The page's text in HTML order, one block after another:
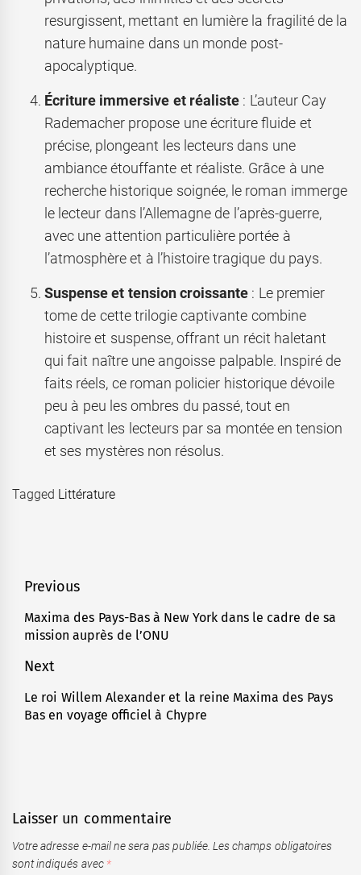
resurgissent, mettant en lumière la fragilité de la
nature humaine dans un monde post-
apocalyptique.
Écriture immersive et réaliste: L’auteur Cay
Rademacher propose une écriture fluide et
précise, plongeant les lecteurs dans une
ambiance étouffante et réaliste. Grâce à une
recherche historique soignée, le roman immerge
le lecteur dans l’Allemagne de l’après-guerre,
avec une attention particulière portée à
l’atmosphère et à l’histoire tragique du pays.
Suspense et tension croissante: Le premier
tome de cette trilogie captivante combine
histoire et suspense, offrant un récit haletant
qui fait naître une angoisse palpable. Inspiré de
faits réels, ce roman policier historique dévoile
peu à peu les ombres du passé, tout en
captivant les lecteurs par sa montée en tension
et ses mystères non résolus.
Tagged Littérature
Navigation
de
l’article
Previous
Previous
post:
Maxima des Pays-Bas à New York dans le cadre de sa
mission auprès de l’ONU
Next
Next
post:
Le roi Willem Alexander et la reine Maxima des Pays
Bas en voyage officiel à Chypre
Laisser un commentaire
Votre adresse e-mail ne sera pas publiée. Les champs obligatoires
sont indiqués avec *